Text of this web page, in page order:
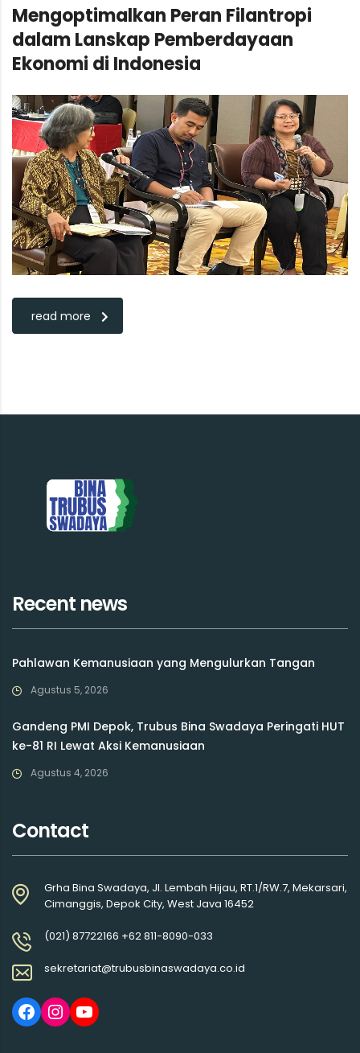
Mengoptimalkan Peran Filantropi
dalam Lanskap Pemberdayaan
Ekonomi di Indonesia
read more
Recent news
Pahlawan Kemanusiaan yang Mengulurkan Tangan
Agustus 5, 2026
Gandeng PMI Depok, Trubus Bina Swadaya Peringati HUT
ke-81 RI Lewat Aksi Kemanusiaan
Agustus 4, 2026
Contact
Grha Bina Swadaya, Jl. Lembah Hijau, RT.1/RW.7, Mekarsari,
Cimanggis, Depok City, West Java 16452
(021) 87722166 +62 811-8090-033
sekretariat@trubusbinaswadaya.co.id